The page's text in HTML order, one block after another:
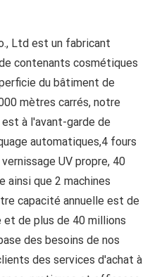
Ltd est un fabricant
contenants cosmétiques
du bâtiment de
mètres carrés, notre
à l'avant-garde de
automatiques,4 fours
UV propre, 40
ainsi que 2 machines
capacité annuelle est de
et de plus de 40 millions
des besoins de nos
des services d'achat à